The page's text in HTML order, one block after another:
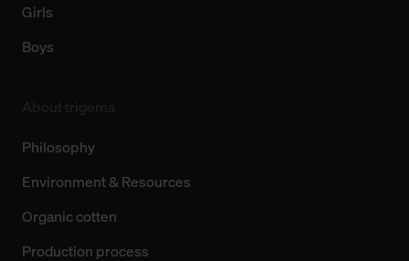
Girls
Boys
Philosophy
Environment & Resources
Organic cotten
Production process